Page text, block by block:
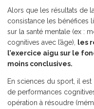
Alors que les résultats de
consistance les bénéfices
sur la santé mentale (ex :
cognitives avec l’âge),
les
l’exercice aigu sur le
moins conclusives.
En sciences du sport, il
de performances
opération à résoudre